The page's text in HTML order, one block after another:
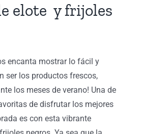
elote y frijoles
encanta mostrar lo fácil y
ser los productos frescos,
los meses de verano! Una de
de disfrutar los mejores
es con esta vibrante